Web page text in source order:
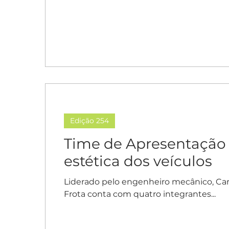
Time de
estética dos veículos
Liderado pelo engenheiro mecânico,
Frota conta com quatro integrantes...
Edição 254